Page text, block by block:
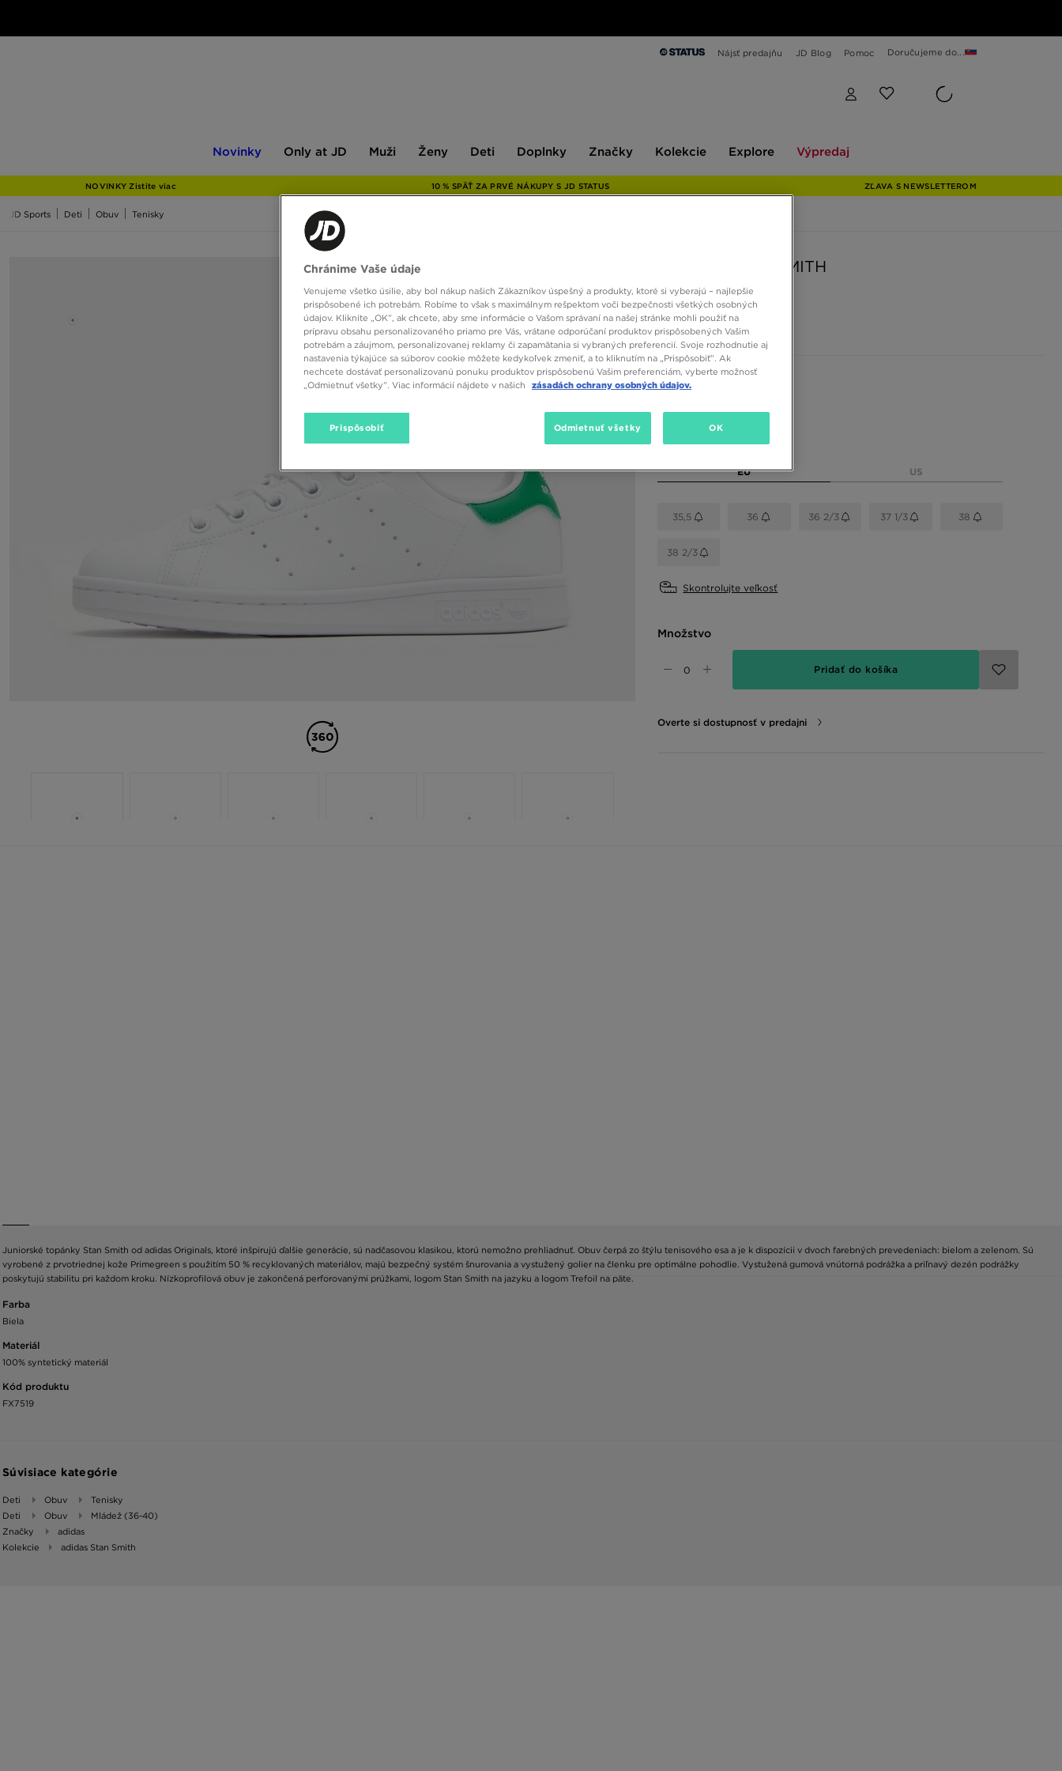
Nájsť predajňu JD Blog Pomoc Doručujeme do...
Novinky
JD
Only at JD Muži Ženy Deti Doplnky Značky Kolekcie Explore Výpredaj
NOVINKY Zistite viac 10 % SPÄŤ ZA PRVÉ NÁKUPY S JD STATUS ZĽAVA S NEWSLETTEROM
JD Sports Deti Obuv Tenisky
ADIDAS STAN SMITH
39,00 €
Dostupné farby
EU US
35,5 36 36 2/3 37 1/3 38
38 2/3
Skontrolujte veľkosť
Množstvo
Pridať do košíka
Overte si dostupnosť v predajni
Juniorské topánky Stan Smith od adidas Originals, ktoré inšpirujú ďalšie generácie, sú nadčasovou klasikou, ktorú nemožno prehliadnuť. Obuv čerpá zo štýlu tenisového esa a je k dispozícii v dvoch farebných prevedeniach: bielom a zelenom. Sú
vyrobené z prvotriednej kože Primegreen s použitím 50 % recyklovaných materiálov, majú bezpečný systém šnurovania a vystužený golier na členku pre optimálne pohodlie. Vystužená gumová vnútorná podrážka a priľnavý dezén podrážky
poskytujú stabilitu pri každom kroku. Nízkoprofilová obuv je zakončená perforovanými prúžkami, logom Stan Smith na jazyku a logom Trefoil na päte.
Farba
Biela
Materiál
100% syntetický materiál
Kód produktu
FX7519
Súvisiace kategórie
Deti Obuv
Tenisky
Deti
Obuv
Mládež (36-40)
Značky
adidas
Kolekcie
adidas Stan Smith
Chránime Vaše údaje
Venujeme všetko úsilie, aby bol nákup našich Zákazníkov úspešný a produkty, ktoré si vyberajú – najlepšie
prispôsobené ich potrebám. Robíme to však s maximálnym rešpektom voči bezpečnosti všetkých osobných
údajov. Kliknite „OK”, ak chcete, aby sme informácie o Vašom správaní na našej stránke mohli použiť na
prípravu obsahu personalizovaného priamo pre Vás, vrátane odporúčaní produktov prispôsobených Vašim
potrebám a záujmom, personalizovanej reklamy či zapamätania si vybraných preferencií. Svoje rozhodnutie aj
nastavenia týkajúce sa súborov cookie môžete kedykoľvek zmeniť, a to kliknutím na „Prispôsobiť”. Ak
nechcete dostávať personalizovanú ponuku produktov prispôsobenú Vašim preferenciám, vyberte možnosť
„Odmietnuť všetky”. Viac informácií nájdete v našich
zásadách ochrany osobných údajov.
Prispôsobiť Odmietnuť všetky OK